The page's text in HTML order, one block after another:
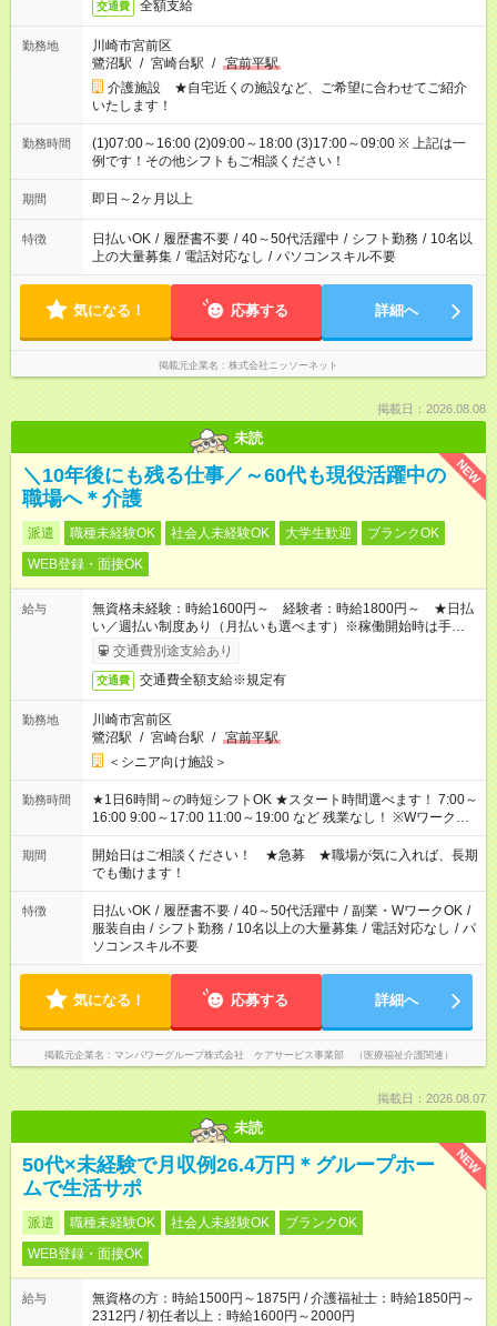
交通費 全額支給
勤務地
川崎市宮前区
鷺沼駅 / 宮崎台駅 / 宮前平駅
介護施設 ★自宅近くの施設など、ご希望に合わせてご紹介
いたします！
勤務時間
(1)07:00～16:00 (2)09:00～18:00 (3)17:00～09:00 ※ 上記は一
例です！その他シフトもご相談ください！
期間 即日～2ヶ月以上
特徴 日払いOK / 履歴書不要 / 40～50代活躍中 / シフト勤務 / 10名以
上の大量募集 / 電話対応なし / パソコンスキル不要
気になる！ 応募する 詳細へ
掲載元企業名 株式会社ニッソーネット
掲載日：2026.08.08
未読
NEW
＼10年後にも残る仕事／～60代も現役活躍中の
職場へ＊介護
派遣 職種未経験OK 社会人未経験OK 大学生歓迎
ブランクOK
WEB登録・面接OK
給与
無資格未経験：時給1600円～ 経験者：時給1800円～ ★日払
い／週払い制度あり（月払いも選べます）※稼働開始時は手続き
完了次第のお支払いとなります。
交通費別途支給あり
交通費 交通費全額支給※規定有
勤務地
川崎市宮前区
鷺沼駅 / 宮崎台駅 / 宮前平駅
＜シニア向け施設＞
勤務時間
★1日6時間～の時短シフトOK ★スタート時間選べます！ 7:00～
16:00 9:00～17:00 11:00～19:00 など 残業なし！ ※Wワークの
場合、他のお仕事と合わせ週40時間超の就業はご案内できませ
ん ※法令に基づき、週20時間以上勤務は社会保険への加入対象
となります ※労働者派遣法（日雇い派遣の原則禁止）により、
短時間・短期間の就業はご案内が難しい場合があります
期間
開始日はご相談ください！ ★急募 ★職場が気に入れば、長期
でも働けます！
特徴 日払いOK / 履歴書不要 / 40～50代活躍中 / 副業・WワークOK /
服装自由 / シフト勤務 / 10名以上の大量募集 / 電話対応なし / パ
ソコンスキル不要
気になる！ 応募する 詳細へ
掲載元企業名 マンパワーグループ株式会社 ケアサービス事業部 （医療福祉介護関連）
掲載日：2026.08.07
未読
NEW
50代×未経験で月収例26.4万円＊グループホー
ムで生活サポ
派遣 職種未経験OK 社会人未経験OK
ブランクOK
WEB登録・面接OK
給与
無資格の方：時給1500円～1875円 / 介護福祉士：時給1850円～
2312円 / 初任者以上：時給1600円～2000円